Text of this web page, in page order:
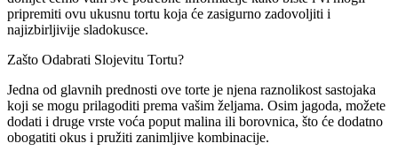
pripremiti ovu ukusnu tortu koja će zasigurno zadovoljiti i
najizbirljivije sladokusce.
Zašto Odabrati Slojevitu Tortu?
Jedna od glavnih prednosti ove torte je njena raznolikost sastojaka
koji se mogu prilagoditi prema vašim željama. Osim jagoda, možete
dodati i druge vrste voća poput malina ili borovnica, što će dodatno
obogatiti okus i pružiti zanimljive kombinacije.